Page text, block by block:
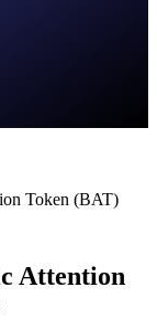
Token (BAT)
Attention